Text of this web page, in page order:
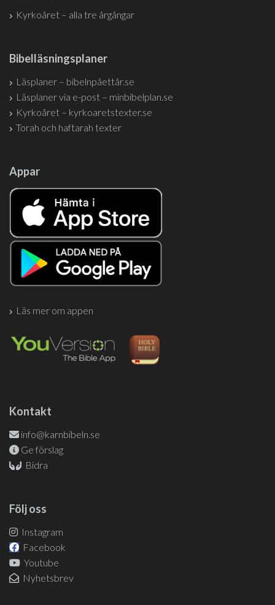
Kyrkoåret – alla tre årgångar
Bibelläsningsplaner
Läsplaner – bibelnpåettår.se
Läsplaner via e-post – minbibelplan.se
Kyrkoåret – kyrkoaretstexter.se
Torah och haftarah texter
Appar
Läs mer om appen
Kontakt
info@karnbibeln.se
Ge förslag
Bidra
Följ oss
Instagram
Facebook
Youtube
Nyhetsbrev